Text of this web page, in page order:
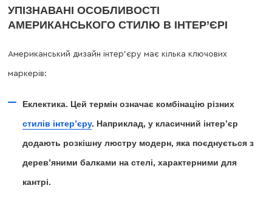
УПІЗНАВАНІ ОСОБЛИВОСТІ
АМЕРИКАНСЬКОГО СТИЛЮ В ІНТЕР’ЄРІ
Американський дизайн інтер’єру має кілька ключових
маркерів:
Еклектика. Цей термін означає комбінацію різних
стилів інтер’єру. Наприклад, у класичний інтер’єр
додають розкішну люстру модерн, яка поєднується з
дерев’яними балками на стелі, характерними для
кантрі.